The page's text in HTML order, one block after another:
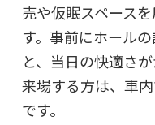
売や仮眠スペース
す。事前にホール
と、当日の快適さ
来場する方は、車
です。